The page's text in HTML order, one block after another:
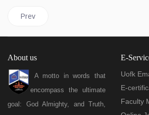
Previous article: Speech of the university
Prev
About us
A motto in words that
encompass the ultimate
goal: God Almighty, and Truth,
E-
Uofk
E-
Faculty